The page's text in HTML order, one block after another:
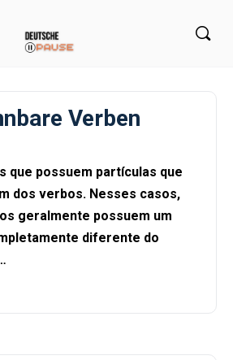
Verben
que possuem partículas que
dos verbos. Nesses casos,
geralmente possuem um
diferente do